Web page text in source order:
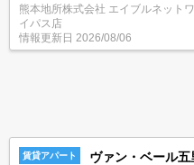
き！！最上階角部屋
熊本地所株式会社 エイブルネット
イパス店
情報更新日 2026/08/06
賃貸アパート ヴァン・ベール五